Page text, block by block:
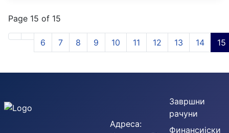
Page 15 of 15
6 7 8 9 10 11 12 13 14 15
Адреса:
Завршни
рачуни
Финансијски